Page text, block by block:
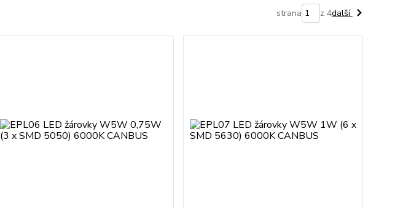
strana z 4další